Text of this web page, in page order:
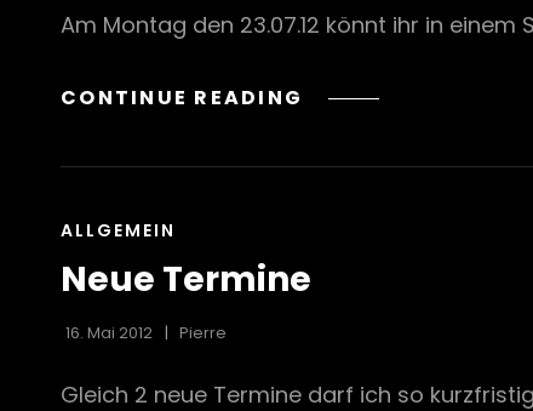
Am Montag den 23.07.12 könnt ihr in
CONTINUE READING SONDERKONZERT
CAT
ALLGEMEIN
Neue Termine
16. Mai 2012 Pierre
Gleich 2 neue Termine darf ich so